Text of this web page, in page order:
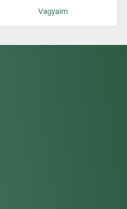
Vagyaim